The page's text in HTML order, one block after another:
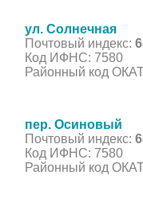
ул. Солнечная
Почтовый индекс:
Код ИФНС: 7580
Районный код
пер. Осиновый
Почтовый индекс:
Код ИФНС: 7580
Районный код